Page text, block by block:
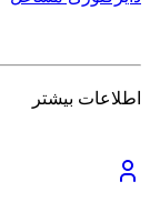
اطلاعات بیشتر